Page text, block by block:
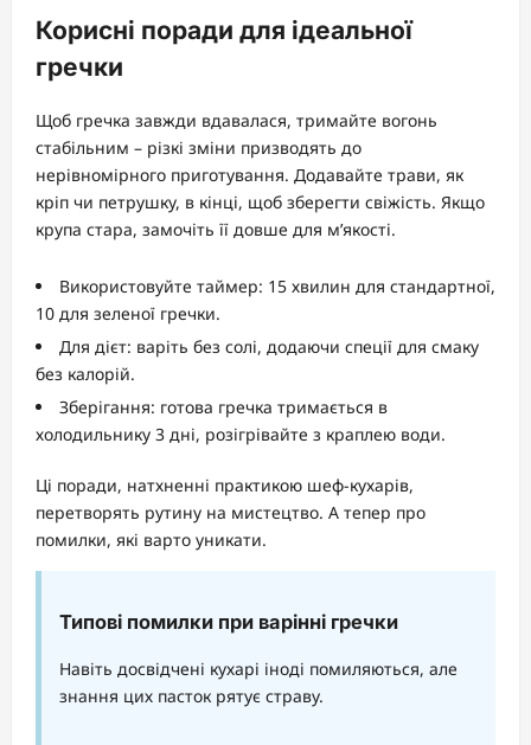
Корисні поради для ідеальної
гречки
Щоб гречка завжди вдавалася, тримайте вогонь
стабільним – різкі зміни призводять до
нерівномірного приготування. Додавайте трави, як
кріп чи петрушку, в кінці, щоб зберегти свіжість. Якщо
крупа стара, замочіть її довше для м’якості.
Використовуйте таймер: 15 хвилин для стандартної,
10 для зеленої гречки.
Для дієт: варіть без солі, додаючи спеції для смаку
без калорій.
Зберігання: готова гречка тримається в
холодильнику 3 дні, розігрівайте з краплею води.
Ці поради, натхненні практикою шеф-кухарів,
перетворять рутину на мистецтво. А тепер про
помилки, які варто уникати.
Типові помилки при варінні гречки
Навіть досвідчені кухарі іноді помиляються, але
знання цих пасток рятує страву.